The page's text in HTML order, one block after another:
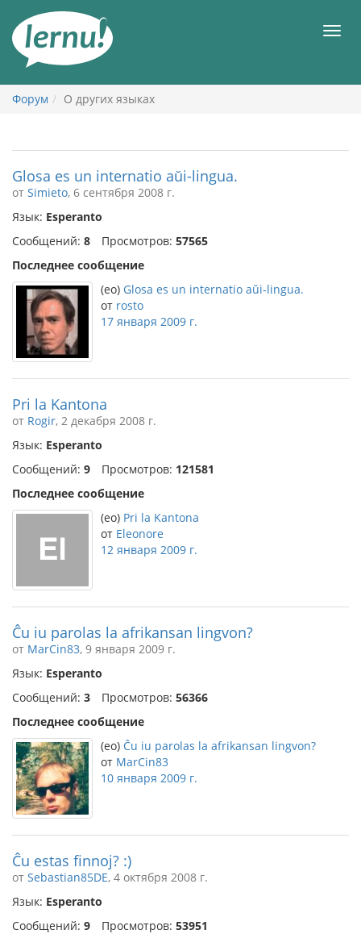
содержанию
Форум О других языках
Glosa es un internatio aŭi-lingua.
от Simieto, 6 сентября 2008 г.
Язык: Esperanto
Сообщений: 8 Просмотров: 57565
Последнее сообщение
(eo) Glosa es un internatio aŭi-lingua.
от rosto
17 января 2009 г.
Pri la Kantona
от Rogir, 2 декабря 2008 г.
Язык: Esperanto
Сообщений: 9 Просмотров: 121581
Последнее сообщение
(eo) Pri la Kantona
от Eleonore
12 января 2009 г.
Ĉu iu parolas la afrikansan lingvon?
от MarCin83, 9 января 2009 г.
Язык: Esperanto
Сообщений: 3 Просмотров: 56366
Последнее сообщение
(eo) Ĉu iu parolas la afrikansan lingvon?
от MarCin83
10 января 2009 г.
Ĉu estas finnoj? :)
от Sebastian85DE, 4 октября 2008 г.
Язык: Esperanto
Сообщений: 9 Просмотров: 53951